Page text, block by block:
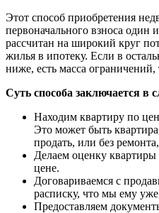
Этот способ приобретения
первоначального взноса один
рассчитан на широкий круг
жилья в ипотеку. Если в
ниже, есть масса ограничений,
Суть способа заключается в
Находим квартиру по
Это может быть
продать, или без
Делаем оценку
цене.
Договариваемся с
расписку, что мы ему
Предоставляем